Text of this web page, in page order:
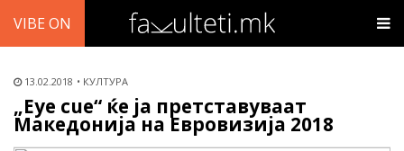
VIBE ON
13.02.2018 КУЛТУРА
„Eye cue“ ќе ја претставуваат
Македонија на Евровизија 2018